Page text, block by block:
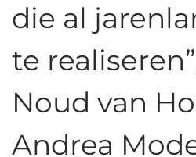
die al
te
Noud van
Andrea